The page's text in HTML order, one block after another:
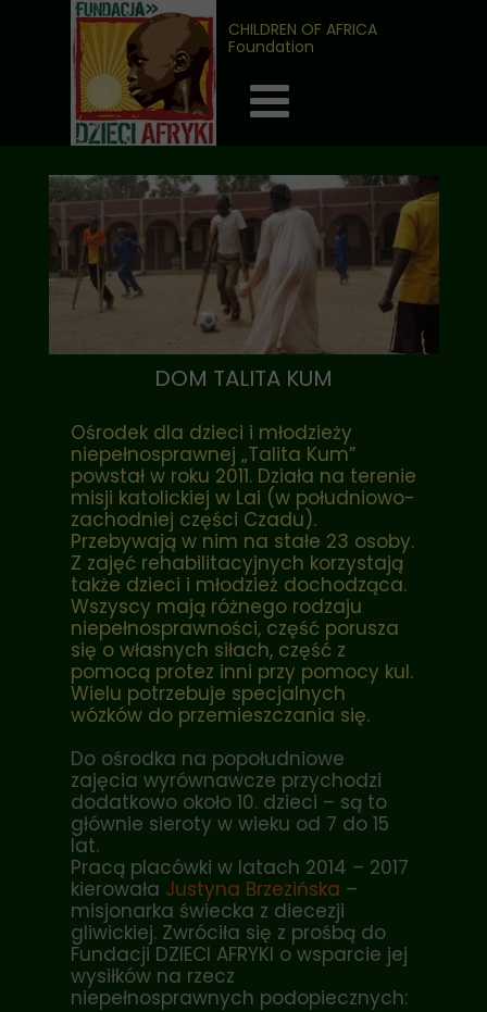
DOM TALITA KUM
Ośrodek dla dzieci i młodzieży
niepełnosprawnej „Talita Kum”
powstał w roku 2011. Działa na terenie
misji katolickiej w Lai (w południowo-
zachodniej części Czadu).
Przebywają w nim na stałe 23 osoby.
Z zajęć rehabilitacyjnych korzystają
także dzieci i młodzież dochodząca.
Wszyscy mają różnego rodzaju
niepełnosprawności, część porusza
się o własnych siłach, część z
pomocą protez inni przy pomocy kul.
Wielu potrzebuje specjalnych
wózków do przemieszczania się.
Do ośrodka na popołudniowe
zajęcia wyrównawcze przychodzi
dodatkowo około 10. dzieci – są to
głównie sieroty w wieku od 7 do 15
lat.
Pracą placówki w latach 2014 – 2017
kierowała Justyna Brzezińska –
misjonarka świecka z diecezji
gliwickiej. Zwróciła się z prośbą do
Fundacji DZIECI AFRYKI o wsparcie jej
wysiłków na rzecz
niepełnosprawnych podopiecznych:
CHILDREN OF AFRICA
Foundation